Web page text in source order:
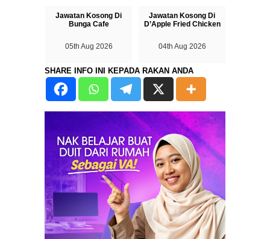
Jawatan Kosong Di
Bunga Cafe
05th Aug 2026
Jawatan Kosong Di
D’Apple Fried Chicken
04th Aug 2026
SHARE INFO INI KEPADA RAKAN ANDA